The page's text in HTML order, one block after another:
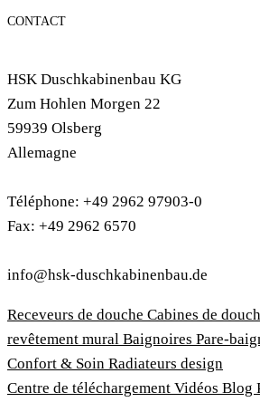
CONTACT
HSK Duschkabinenbau KG
Zum Hohlen Morgen 22
59939 Olsberg
Allemagne
Téléphone: +49 2962 97903-0
Fax: +49 2962 6570
info@hsk-duschkabinenbau.de
Receveurs de douche Cabines de
revêtement mural Baignoires Pare-
Confort & Soin Radiateurs design
Centre de téléchargement Vidéos Blog